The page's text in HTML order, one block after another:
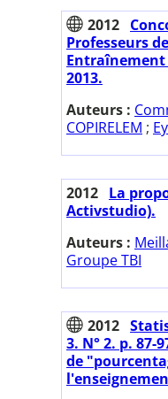
2012
Professeurs
Entraînement
2013.
Auteurs :
COPIRELEM ;
2012 La
Activstudio).
Auteurs :
Groupe TBI
2012
3. N° 2. p.
de